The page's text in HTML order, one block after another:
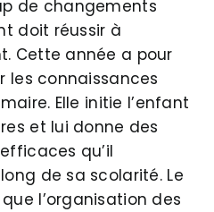
de changements
doit réussir à
Cette année a pour
les connaissances
Elle initie l’enfant
et lui donne des
qu’il
de sa scolarité. Le
l’organisation des